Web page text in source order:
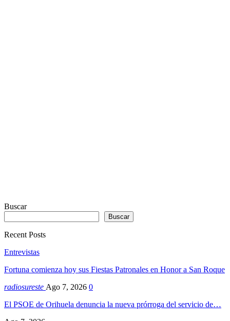
Buscar
Buscar
Recent Posts
Entrevistas
Fortuna comienza hoy sus Fiestas Patronales en Honor a San Roque
radiosureste Ago 7, 2026 0
El PSOE de Orihuela denuncia la nueva prórroga del servicio de…